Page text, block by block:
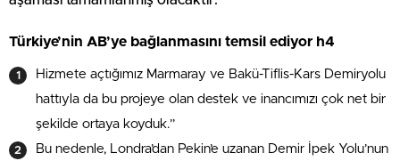
Türkiye’nin AB’ye bağlanmasını temsil ediyor h4
Hizmete açtığımız Marmaray ve Bakü-Tiflis-Kars Demiryolu
hattıyla da bu projeye olan destek ve inancımızı çok net bir
şekilde ortaya koyduk.”
Bu nedenle, Londra’dan Pekin’e uzanan Demir İpek Yolu’nun